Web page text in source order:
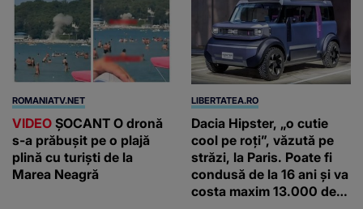
ROMANIATV.NET
VIDEO ŞOCANT O dronă
s-a prăbuşit pe o plajă
plină cu turişti de la
Marea Neagră
LIBERTATEA.RO
Dacia Hipster, „o cutie
cool pe roți”, văzută pe
străzi, la Paris. Poate fi
condusă de la 16 ani și va
costa maxim 13.000 de